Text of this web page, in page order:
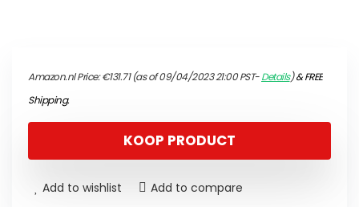
Amazon.nl Price:€131.71(as of 09/04/2023 21:00 PST-Details)&FREE
Shipping.
KOOP PRODUCT
Add to wishlist Add to compare